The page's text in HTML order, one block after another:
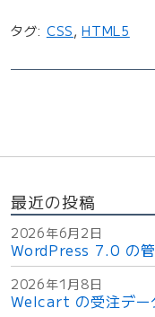
ー
ル
レ
イ
ア
ウ
ト
タグ: CSS,HTML5
最近の投稿
2026年6月2日
WordPress 7.0 の
2026年1月8日
Welcart の受注デー